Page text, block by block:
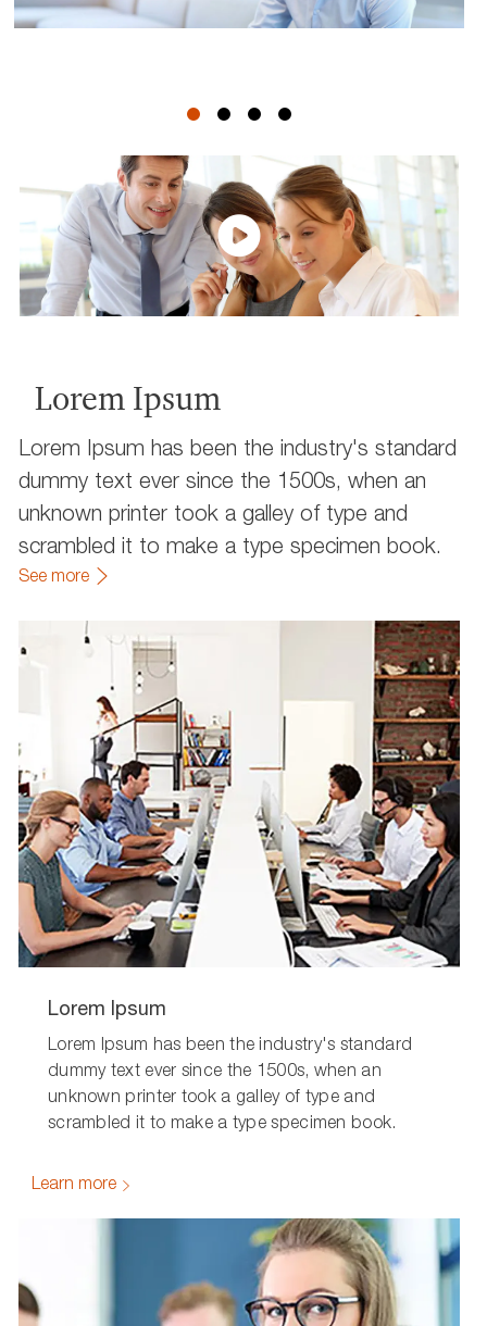
Lorem Ipsum
Lorem Ipsum has been the industry's standard
dummy text ever since the 1500s, when an
unknown printer took a galley of type and
scrambled it to make a type specimen book.
See more
Lorem Ipsum
Lorem Ipsum has been the industry's standard
dummy text ever since the 1500s, when an
unknown printer took a galley of type and
scrambled it to make a type specimen book.
Learn more